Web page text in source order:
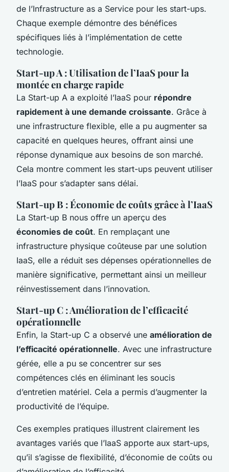
de l’Infrastructure as a Service pour les start-ups.
Chaque exemple démontre des bénéfices
spécifiques liés à l’implémentation de cette
technologie.
Start-up A : Utilisation de l’IaaS pour la
montée en charge rapide
La Start-up A a exploité l’IaaS pour répondre
rapidement à une demande croissante. Grâce à
une infrastructure flexible, elle a pu augmenter sa
capacité en quelques heures, offrant ainsi une
réponse dynamique aux besoins de son marché.
Cela montre comment les start-ups peuvent utiliser
l’IaaS pour s’adapter sans délai.
Start-up B : Économie de coûts grâce à l’IaaS
La Start-up B nous offre un aperçu des
économies de coût. En remplaçant une
infrastructure physique coûteuse par une solution
IaaS, elle a réduit ses dépenses opérationnelles de
manière significative, permettant ainsi un meilleur
réinvestissement dans l’innovation.
Start-up C : Amélioration de l’efficacité
opérationnelle
Enfin, la Start-up C a observé une amélioration de
l’efficacité opérationnelle. Avec une infrastructure
gérée, elle a pu se concentrer sur ses
compétences clés en éliminant les soucis
d’entretien matériel. Cela a permis d’augmenter la
productivité de l’équipe.
Ces exemples pratiques illustrent clairement les
avantages variés que l’IaaS apporte aux start-ups,
qu’il s’agisse de flexibilité, d’économie de coûts ou